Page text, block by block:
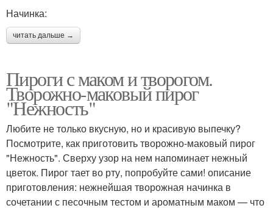
Начинка:
читать дальше →
Пироги с маком и творогом.
Творожно-маковый пирог
"Нежность"
Любите не только вкусную, но и красивую выпечку?
Посмотрите, как приготовить творожно-маковый пирог
"Нежность". Сверху узор на нем напоминает нежный
цветок. Пирог тает во рту, попробуйте сами! описание
приготовления: нежнейшая творожная начинка в
сочетании с песочным тестом и ароматным маком — что